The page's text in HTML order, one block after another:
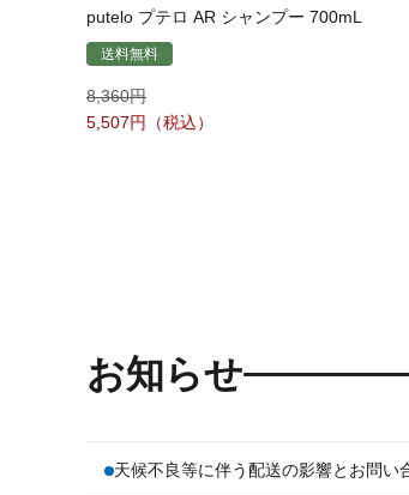
putelo プテロ AR シャンプー 700mL
送料無料
8,360
5,507
お知らせ
天候不良等に伴う配送の影響とお問い